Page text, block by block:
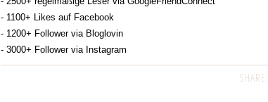
- 1100+ Likes auf Facebook
- 1200+ Follower via Bloglovin
- 3000+ Follower via Instagram
SHARE: